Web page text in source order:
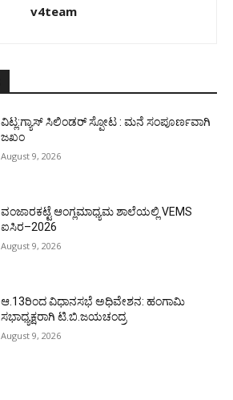
v4team
ವಿಟ್ಲ:ಗ್ಯಾಸ್ ಸಿಲಿಂಡರ್ ಸ್ಪೋಟ : ಮನೆ ಸಂಪೂರ್ಣವಾಗಿ
ಜಖಂ
August 9, 2026
ವಂಜಾರಕಟ್ಟೆ ಆಂಗ್ಲಮಾಧ್ಯಮ ಶಾಲೆಯಲ್ಲಿ VEMS
ಐಸಿರ–2026
August 9, 2026
ಆ.13ರಿಂದ ವಿಧಾನಸಭೆ ಅಧಿವೇಶನ: ಹಂಗಾಮಿ
ಸಭಾಧ್ಯಕ್ಷರಾಗಿ ಟಿ.ಬಿ.ಜಯಚಂದ್ರ
August 9, 2026